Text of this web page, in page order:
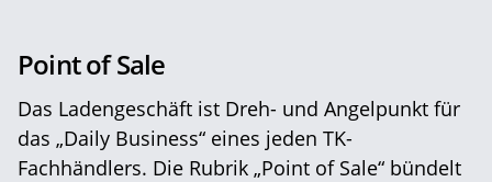
Point of Sale
Das Ladengeschäft ist Dreh- und Angelpunkt für
das „Daily Business“ eines jeden TK-
Fachhändlers. Die Rubrik „Point of Sale“ bündelt